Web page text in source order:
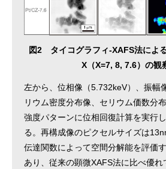
図2 タイコグラフィ-XAFS法によ
X（X=7, 8, 7.6）の観
左から、位相像（5.732keV）、振幅
リウム密度分布像、セリウム価数分
強度パターンに位相回復計算を実行
る。再構成像のピクセルサイズは
伝達関数によって空間分解能を評価
あり、従来の顕微XAFS法に比べ優れ